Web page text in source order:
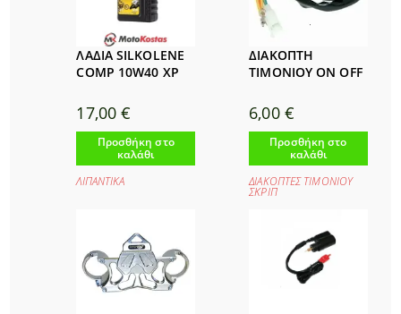
ΛΑΔΙΑ SILKOLENE
COMP 10W40 XP
17,00€
Προσθήκη στο
καλάθι
ΛΙΠΑΝΤΙΚΑ
ΔΙΑΚΟΠΤΗ
ΤΙΜΟΝΙΟΥ ΟΝ OFF
6,00 €
Προσθήκη στο
καλάθι
ΔΙΑΚΟΠΤΕΣ ΤΙΜΟΝΙΟΥ
ΣΚΡΙΠ